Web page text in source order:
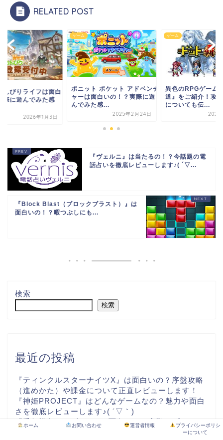
RELATED POST
ポケット アドベンチ
白いの！？実際に遊
感...
2025年2月24日
ゲーム
異色のRPGゲーム『ドット覇
道』をご紹介！攻略法や課金
についても伝...
2026年2月11日
ゲーム
異世界のんびりラ
い！？実際に遊ん
想！
『ヴェルニ』は当たるの！？今話題の電
話占いを徹底レビューします♪( ´▽...
『Block Blast（ブロックブラスト）』は
面白いの！？暇つぶしにも...
検索
検索
最近の投稿
『ティンクルスターナイツX』は面白いの？序盤攻略
（進めかた）や課金について正直レビューします！
『神姫PROJECT』はどんなゲームなの？魅力や面白
さを徹底レビューします♪( ´▽｀)
『千年戦争アイギスR』は面白いの？実際にプレイし
ホーム お問い合わせ 運営者情報
プライバシーポリシ
ーについて